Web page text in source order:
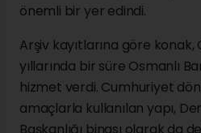
önemli bir yer edindi.
Arşiv kayıtlarına göre konak,
yıllarında bir süre Osmanlı
hizmet verdi. Cumhuriyet
amaçlarla kullanılan yapı,
Başkanlığı binası olarak da